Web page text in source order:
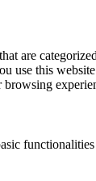
are
use this
browsing